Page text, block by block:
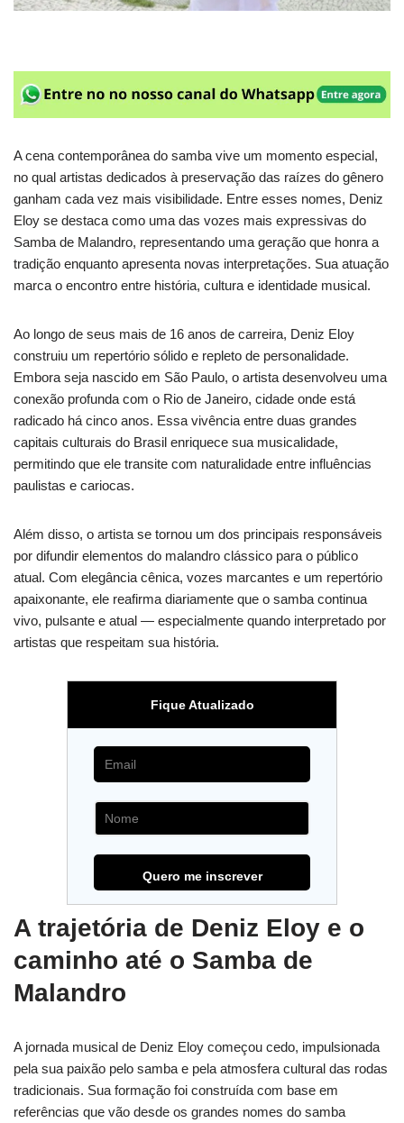
A cena contemporânea do samba vive um momento especial,
no qual artistas dedicados à preservação das raízes do gênero
ganham cada vez mais visibilidade. Entre esses nomes, Deniz
Eloy se destaca como uma das vozes mais expressivas do
Samba de Malandro, representando uma geração que honra a
tradição enquanto apresenta novas interpretações. Sua atuação
marca o encontro entre história, cultura e identidade musical.
Ao longo de seus mais de 16 anos de carreira, Deniz Eloy
construiu um repertório sólido e repleto de personalidade.
Embora seja nascido em São Paulo, o artista desenvolveu uma
conexão profunda com o Rio de Janeiro, cidade onde está
radicado há cinco anos. Essa vivência entre duas grandes
capitais culturais do Brasil enriquece sua musicalidade,
permitindo que ele transite com naturalidade entre influências
paulistas e cariocas.
Além disso, o artista se tornou um dos principais responsáveis
por difundir elementos do malandro clássico para o público
atual. Com elegância cênica, vozes marcantes e um repertório
apaixonante, ele reafirma diariamente que o samba continua
vivo, pulsante e atual — especialmente quando interpretado por
artistas que respeitam sua história.
Fique Atualizado
A trajetória de Deniz Eloy e o
caminho até o Samba de
Malandro
A jornada musical de Deniz Eloy começou cedo, impulsionada
pela sua paixão pelo samba e pela atmosfera cultural das rodas
tradicionais. Sua formação foi construída com base em
referências que vão desde os grandes nomes do samba